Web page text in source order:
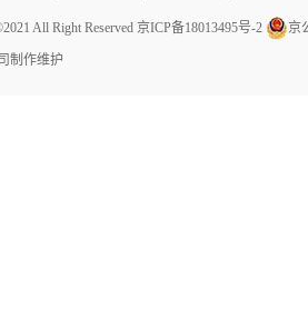
All Right Reserved 京ICP备18013495号-2 京
制作维护